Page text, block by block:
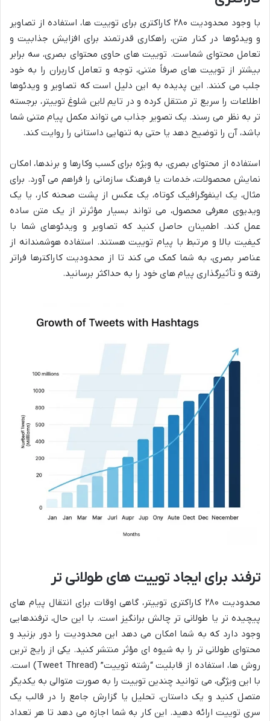
با وجود محدودیت ۲۸۰ کاراکتری برای توییت ها، استفاده از تصاویر
و ویدئوها در کنار متن، راهکاری قدرتمند برای افزایش جذابیت و
تعامل محتوای شماست. توییت های حاوی محتوای بصری، سه برابر
بیشتر از توییت های صرفاً متنی، توجه و تعامل کاربران را به خود
جلب می کنند. این پدیده به این دلیل است که تصاویر و ویدئوها
اطلاعات را سریع تر منتقل کرده و در تایم لاین شلوغ توییتر، برجسته
تر به نظر می رسند. یک تصویر جذاب می تواند مکمل پیام متنی شما
باشد، آن را توضیح دهد یا حتی به تنهایی داستانی را روایت کند.
استفاده از محتوای بصری، به ویژه برای کسب وکارها و برندها، امکان
نمایش محصولات، خدمات یا فرهنگ سازمانی را فراهم می آورد. برای
مثال، یک اینفوگرافیک کوتاه، یک عکس از پشت صحنه کار، یا یک
ویدیوی معرفی محصول، می تواند بسیار مؤثرتر از یک متن ساده
عمل کند. اطمینان حاصل کنید که تصاویر و ویدئوهای شما با
کیفیت بالا و مرتبط با پیام توییت هستند. استفاده هوشمندانه از
عناصر بصری، به شما کمک می کند تا از محدودیت کاراکترها فراتر
رفته و تأثیرگذاری پیام های خود را به حداکثر برسانید.
ترفند برای ایجاد توییت های طولانی تر
محدودیت ۲۸۰ کاراکتری توییتر، گاهی اوقات برای انتقال پیام های
پیچیده تر یا طولانی تر چالش برانگیز است. با این حال، ترفندهایی
وجود دارد که به شما امکان می دهد این محدودیت را دور بزنید و
محتوای طولانی تر را به شیوه ای مؤثر منتشر کنید. یکی از رایج ترین
روش ها، استفاده از قابلیت “رشته توییت” (Tweet Thread) است.
با این ویژگی، می توانید چندین توییت را به صورت متوالی به یکدیگر
متصل کنید و یک داستان، تحلیل یا گزارش جامع را در قالب یک
سری توییت ارائه دهید. این کار به شما اجازه می دهد تا هر تعداد